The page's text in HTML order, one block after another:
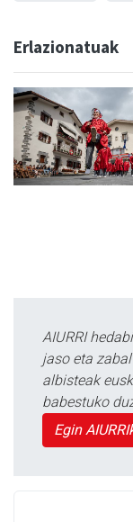
Erlazionatuak
AIURRI
jaso eta
albisteak
babestuko
Egin